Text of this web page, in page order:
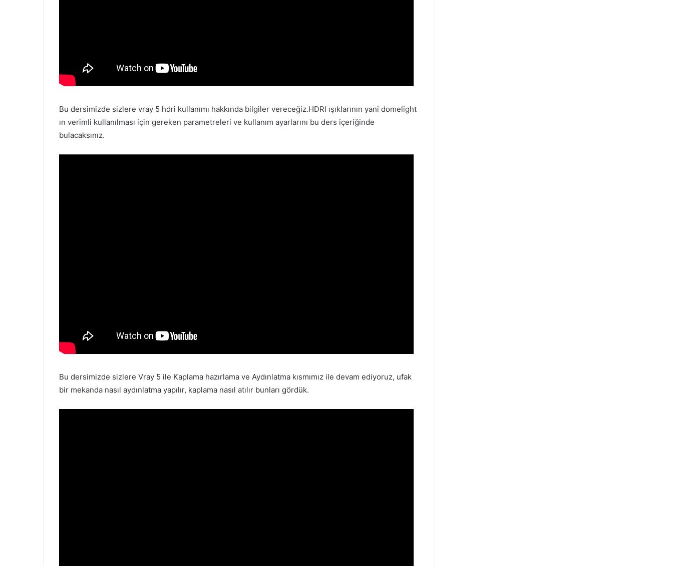
Bu dersimizde sizlere vray 5 hdri kullanımı hakkında bilgiler vereceğiz.HDRI ışıklarının yani domelight
ın verimli kullanılması için gereken parametreleri ve kullanım ayarlarını bu ders içeriğinde
bulacaksınız.
Bu dersimizde sizlere Vray 5 ile Kaplama hazırlama ve Aydınlatma kısmımız ile devam ediyoruz, ufak
bir mekanda nasıl aydınlatma yapılır, kaplama nasıl atılır bunları gördük.